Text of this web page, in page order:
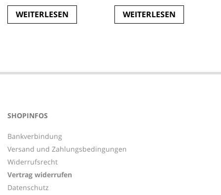
WEITERLESEN WEITERLESEN
SHOPINFOS
Bankverbindung
Versand und Zahlungsbedingungen
Widerrufsrecht
Vertrag widerrufen
Datenschutz